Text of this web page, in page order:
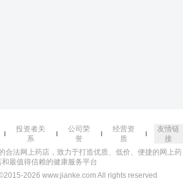
投资者关
系
公司荣
誉
经营资
质
友情链
接
合法网上药店，致力于打造优质、低价、便捷的网上药
和最值得信赖的健康服务平台
2026 www.jianke.com All rights reserved